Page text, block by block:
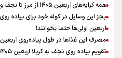
نگاه تمدنی رهبر شهید
اینفو برنا / توصیه‌هایی طلایی برای
همه کرایه‌های اربعین ۱۴۰۵ از مرز تا نجف و کربلا
بجز این وسایل در کوله خود برای پیاده روی اربعین ۱۴۰۵
اربعین اولی‌ها حتما بخوانند!
مصرف این غذاها در طول پیاده‌روی
تقویم پیاده روی نجف به کربلا اربعین ۱۴۰۵ + تاریخ‌های مهم